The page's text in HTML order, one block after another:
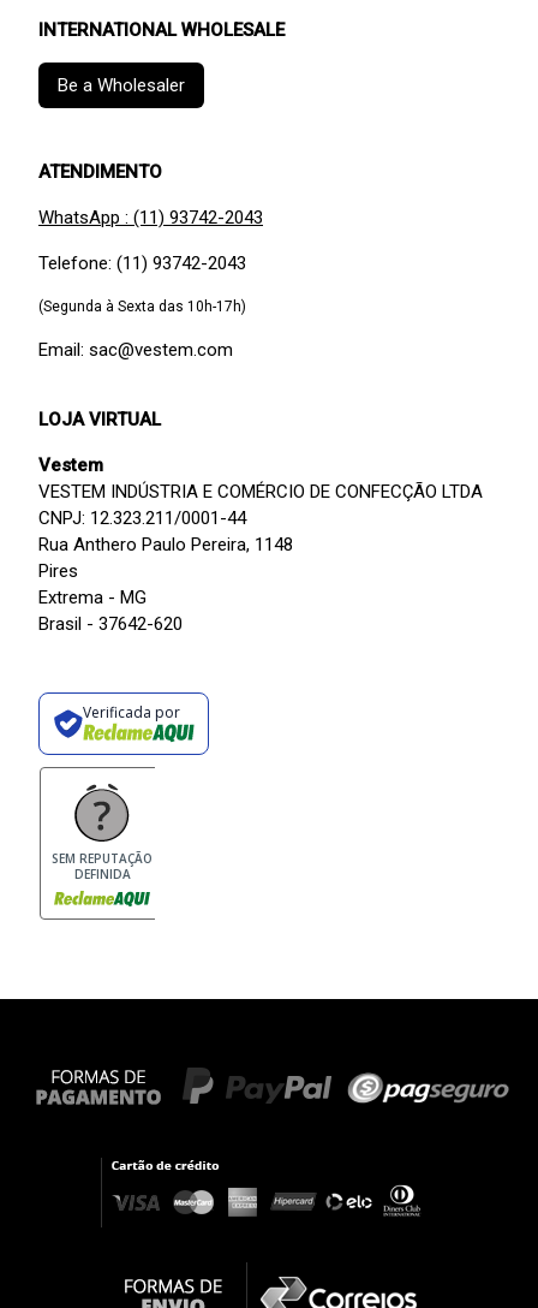
INTERNATIONAL WHOLESALE
Be a Wholesaler
ATENDIMENTO
WhatsApp : (11) 93742-2043
Telefone: (11) 93742-2043
(Segunda à Sexta das 10h-17h)
Email: sac@vestem.com
LOJA VIRTUAL
Vestem
VESTEM INDÚSTRIA E COMÉRCIO DE CONFECÇÃO LTDA
CNPJ: 12.323.211/0001-44
Rua Anthero Paulo Pereira, 1148
Pires
Extrema - MG
Brasil - 37642-620
Verificada por
SEM REPUTAÇÃO
DEFINIDA